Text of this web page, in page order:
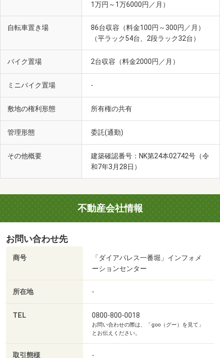
1万円～1万6000円／月）
自転車置き場
86台収容（料金100円～300円／月）
（平ラック54台、2段ラック32台）
バイク置場 2台収容（料金2000円／月）
ミニバイク置場 -
敷地の権利形態 所有権の共有
管理形態 委託(通勤)
その他概要
建築確認番号：NK第24本02742号（令
和7年3月28日）
不動産会社情報
お問い合わせ先
商号
「ダイアパレス一番堀」インフォメ
ーションセンター
所在地 -
TEL 0800-800-0018
お問い合わせの際は、「goo（グー）を見て」
とお伝えください。
取引態様 -